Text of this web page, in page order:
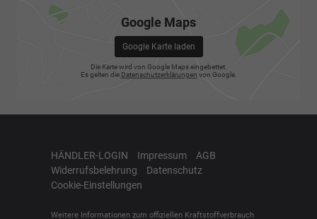
Google Maps
Google Karte laden
Die Karte wird von Google Maps eingebettet.
Es gelten die Datenschutzerklärungen von Google.
HÄNDLER-LOGIN Impressum
AGB
Widerrufsbelehrung
Datenschutz
Cookie-Einstellungen
Weitere Informationen zum offiziellen Kraftstoffverbrauch